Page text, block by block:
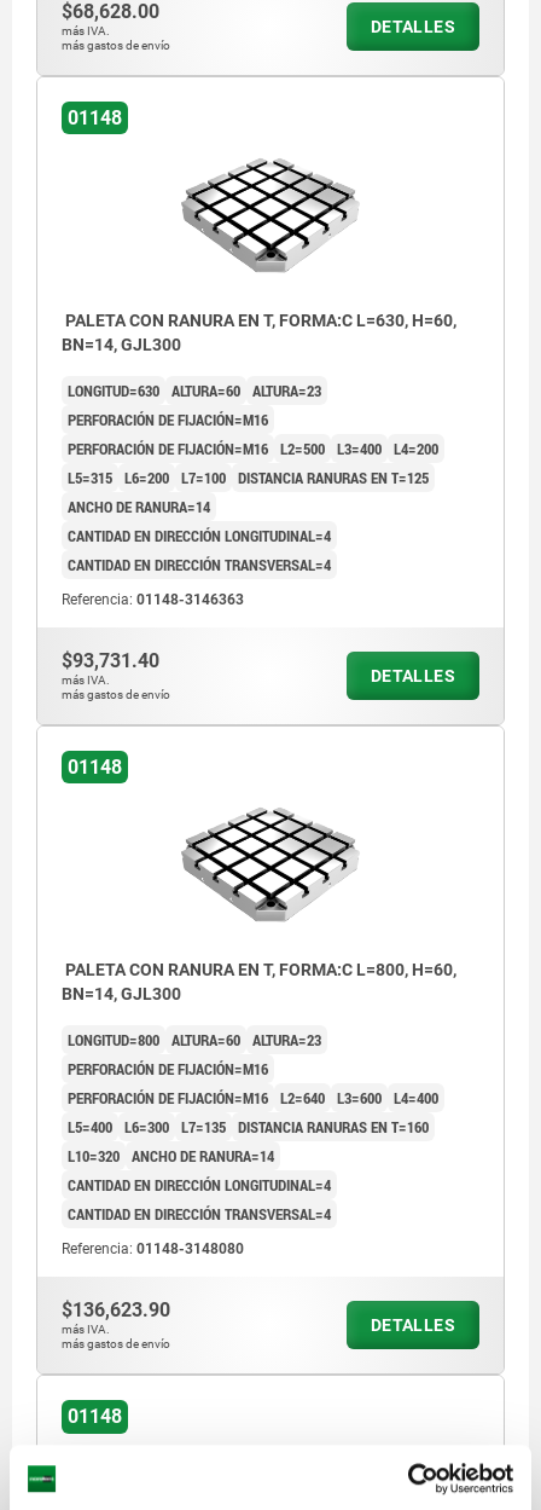
$68,628.00
más IVA.
más gastos de envío
DETALLES
01148
PALETA CON RANURA EN T, FORMA:C L=630, H=60,
BN=14, GJL300
LONGITUD=630 ALTURA=60 ALTURA=23
PERFORACIÓN DE FIJACIÓN=M16
PERFORACIÓN DE FIJACIÓN=M16 L2=500 L3=400 L4=200
L5=315 L6=200 L7=100 DISTANCIA RANURAS EN T=125
ANCHO DE RANURA=14
CANTIDAD EN DIRECCIÓN LONGITUDINAL=4
CANTIDAD EN DIRECCIÓN TRANSVERSAL=4
Referencia: 01148-3146363
$93,731.40
más IVA.
más gastos de envío
DETALLES
01148
PALETA CON RANURA EN T, FORMA:C L=800, H=60,
BN=14, GJL300
LONGITUD=800 ALTURA=60 ALTURA=23
PERFORACIÓN DE FIJACIÓN=M16
PERFORACIÓN DE FIJACIÓN=M16 L2=640 L3=600 L4=400
L5=400 L6=300 L7=135 DISTANCIA RANURAS EN T=160
L10=320 ANCHO DE RANURA=14
CANTIDAD EN DIRECCIÓN LONGITUDINAL=4
CANTIDAD EN DIRECCIÓN TRANSVERSAL=4
Referencia: 01148-3148080
$136,623.90
más IVA.
más gastos de envío
DETALLES
01148